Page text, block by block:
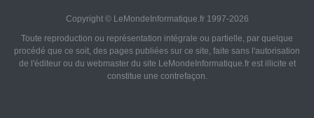
Copyright © LeMondeInformatique.fr 1997-2026
Toute reproduction ou représentation intégrale ou partielle, par quelque
procédé que ce soit, des pages publiées sur ce site, faite sans l'autorisation
de l'éditeur ou du webmaster du site LeMondeInformatique.fr est illicite et
constitue une contrefaçon.